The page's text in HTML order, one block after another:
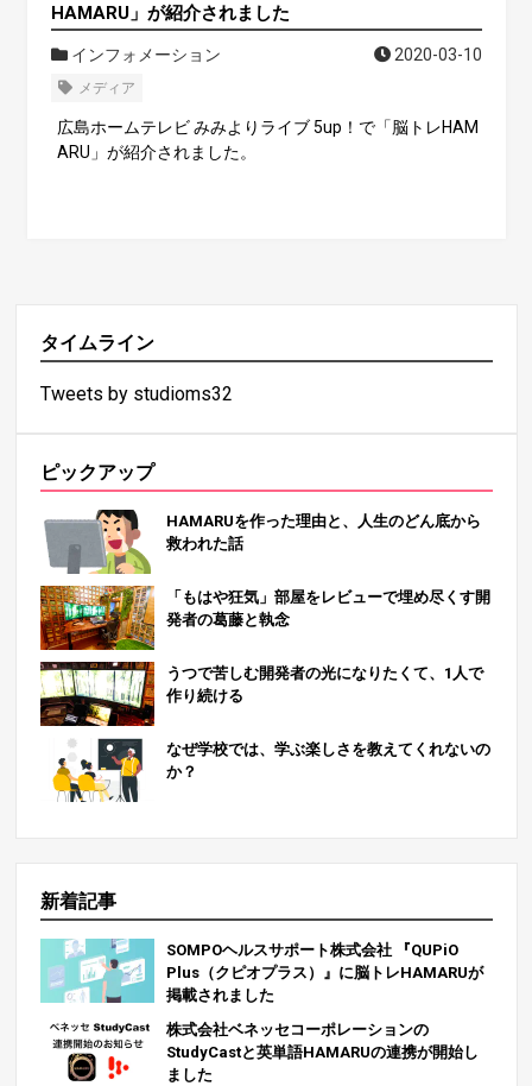
HAMARU」が紹介されました
インフォメーション 2020-03-10
メディア
広島ホームテレビ みみよりライブ 5up！で「脳トレHAM
ARU」が紹介されました。
タイムライン
Tweets by studioms32
ピックアップ
HAMARUを作った理由と、人生のどん底から
救われた話
「もはや狂気」部屋をレビューで埋め尽くす開
発者の葛藤と執念
うつで苦しむ開発者の光になりたくて、1人で
作り続ける
なぜ学校では、学ぶ楽しさを教えてくれないの
か？
新着記事
SOMPOヘルスサポート株式会社 『QUPiO
Plus（クピオプラス）』に脳トレHAMARUが
掲載されました
株式会社ベネッセコーポレーションの
StudyCastと英単語HAMARUの連携が開始し
ました